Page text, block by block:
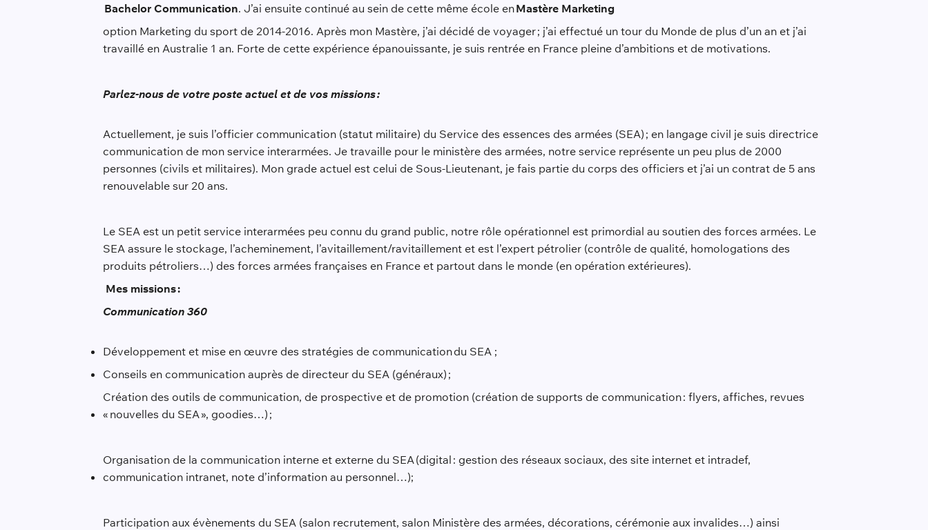
Bachelor Communication. J’ai ensuite continué au sein de cette même école enMastère Marketing
option Marketing du sport de 2014-2016. Après mon Mastère, j’ai décidé de voyager ; j’ai effectué un tour du Monde de plus d’un an et j’ai
travaillé en Australie 1 an. Forte de cette expérience épanouissante, je suis rentrée en France pleine d’ambitions et de motivations.
Parlez-nous de votre poste actuel et de vos missions :
Actuellement, je suis l’officier communication (statut militaire) du Service des essences des armées (SEA) ; en langage civil je suis directrice
communication de mon service interarmées. Je travaille pour le ministère des armées, notre service représente un peu plus de 2000
personnes (civils et militaires). Mon grade actuel est celui de Sous-Lieutenant, je fais partie du corps des officiers et j’ai un contrat de 5 ans
renouvelable sur 20 ans.
Le SEA est un petit service interarmées peu connu du grand public, notre rôle opérationnel est primordial au soutien des forces armées. Le
SEA assure le stockage, l’acheminement, l’avitaillement/ravitaillement et est l’expert pétrolier (contrôle de qualité, homologations des
produits pétroliers…) des forces armées françaises en France et partout dans le monde (en opération extérieures).
Mes missions:
Communication 360
Développement et mise en œuvre des stratégies de communication du SEA ;
Conseils en communication auprès de directeur du SEA (généraux) ;
Création des outils de communication, de prospective et de promotion (création de supports de communication : flyers, affiches, revues
« nouvelles du SEA », goodies…) ;
Organisation de la communication interne et externe du SEA (digital : gestion des réseaux sociaux, des site internet et intradef,
communication intranet, note d’information au personnel…);
Participation aux évènements du SEA (salon recrutement, salon Ministère des armées, décorations, cérémonie aux invalides…) ainsi